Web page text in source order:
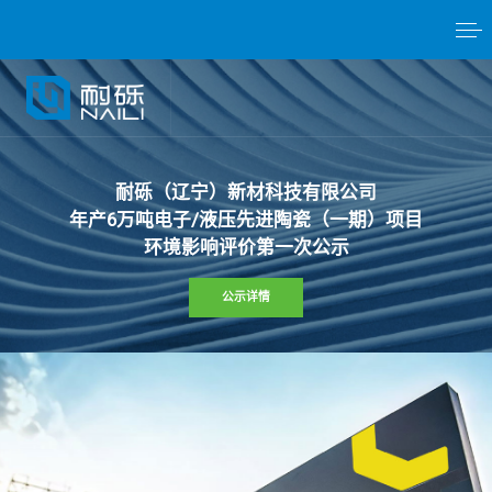
耐砾（辽宁）新材科技有限公司
年产6万吨电子/液压先进陶瓷（一期）项目
环境影响评价第一次公示
公示详情